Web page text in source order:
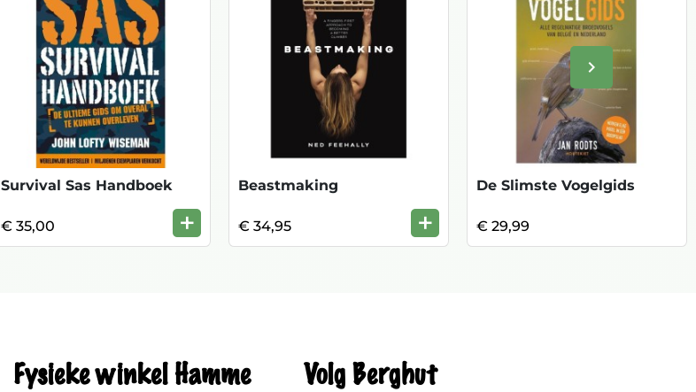
Volgende
keyboard_arrow_right
Survival Sas Handboek
€ 35,00 +
Beastmaking
€ 34,95 +
De Slimste Vogelgids
€ 29,99
Fysieke winkel Hamme Volg Berghut